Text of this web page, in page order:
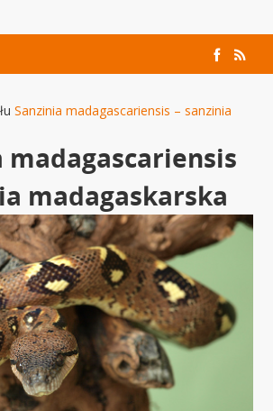
Sanzinia madagascariensis – sanzinia
madagascariensis
madagaskarska